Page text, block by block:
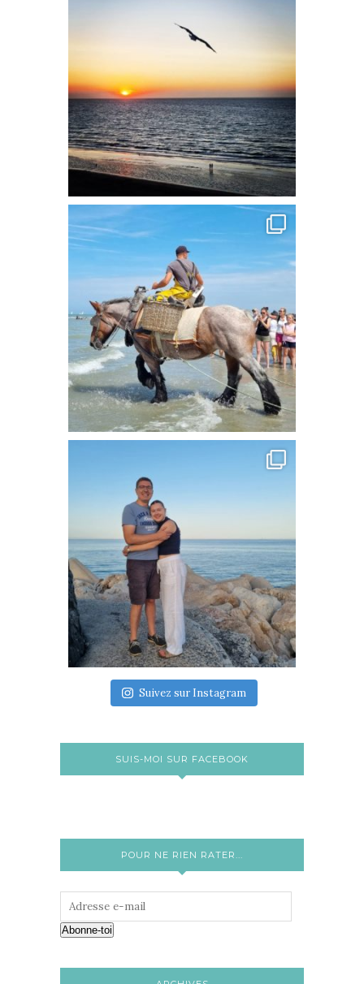
Suivez sur Instagram
SUIS-MOI SUR FACEBOOK
POUR NE RIEN RATER...
Abonne-toi